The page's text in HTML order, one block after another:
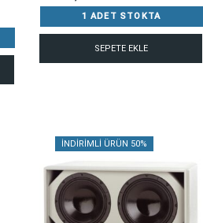
30,090.00 ₺.
1 ADET STOKTA
SEPETE EKLE
İNDIRIMLI ÜRÜN 50%